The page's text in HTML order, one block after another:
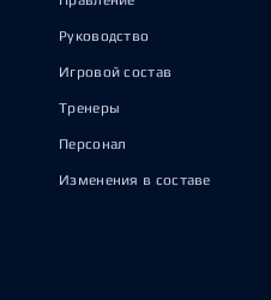
Руководство
Игровой состав
Тренеры
Персонал
Изменения в составе